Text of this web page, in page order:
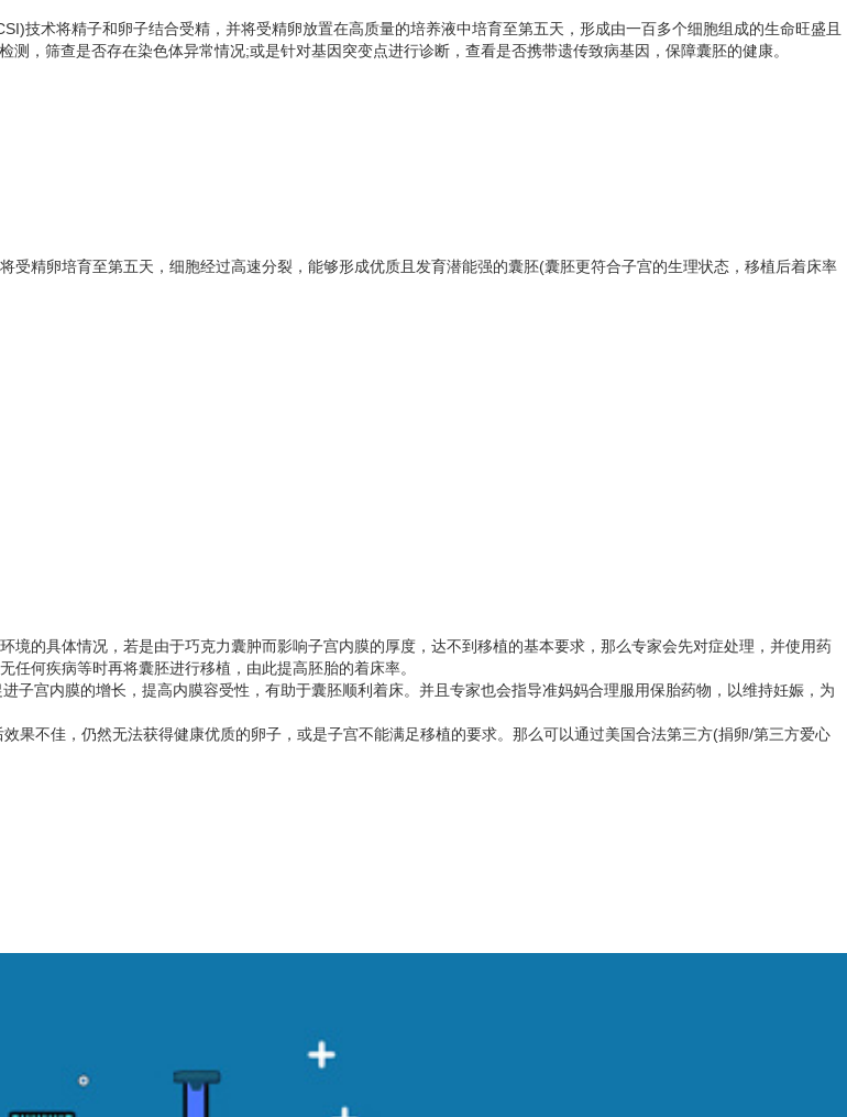
技术将精子和卵子结合受精，并将受精卵放置在高质量的培养液中培育至第五天，形成由一百多个细胞组成的生命旺盛且
，筛查是否存在染色体异常情况;或是针对基因突变点进行诊断，查看是否携带遗传致病基因，保障囊胚的健康。
精卵培育至第五天，细胞经过高速分裂，能够形成优质且发育潜能强的囊胚(囊胚更符合子宫的生理状态，移植后着床率
的具体情况，若是由于巧克力囊肿而影响子宫内膜的厚度，达不到移植的基本要求，那么专家会先对症处理，并使用药
何疾病等时再将囊胚进行移植，由此提高胚胎的着床率。
子宫内膜的增长，提高内膜容受性，有助于囊胚顺利着床。并且专家也会指导准妈妈合理服用保胎药物，以维持妊娠，为
果不佳，仍然无法获得健康优质的卵子，或是子宫不能满足移植的要求。那么可以通过美国合法第三方(捐卵/第三方爱心